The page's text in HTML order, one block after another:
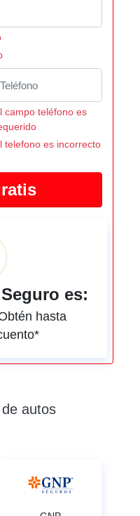
campo teléfono es
telefono es incorrecto
es:
hasta
autos